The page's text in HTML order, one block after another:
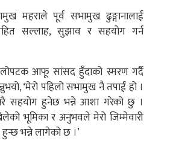
महराले पूर्व सभामुख ढुङ्गानालाई
सल्लाह, सुझाव र सहयोग गर्न
आफू सांसद हुँदाको स्मरण गर्दै
‘मेरो पहिलो सभामुख नै तपाईं हो ।
सहयोग हुनेछ भन्ने आशा गरेको छु ।
भूमिका र अनुभवले मेरो जिम्मेवारी
भन्ने लागेको छ ।’